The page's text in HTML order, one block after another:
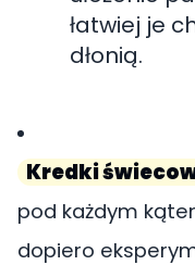
łatwiej je
dłonią.
Kredki
pod każdym
dopiero